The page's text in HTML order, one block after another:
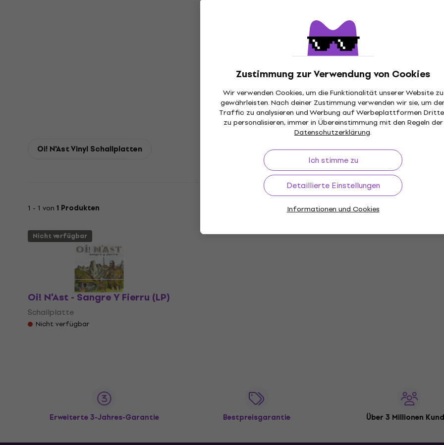
Zustimmung zur Verwendung von Cookies
Wir verwenden Cookies, um die Funktionalität unserer Website zu
gewährleisten. Nach deiner Zustimmung verwenden wir sie, um
Traffic zu analysieren und Werbung auf Werbeplattformen
zu personalisieren, immer in Übereinstimmung mit den Regeln der
Datenschutzerklärung.
Ich stimme zu
Detaillierte Einstellungen
Informationen und Cookies
Oi! N'Ast Vinyl Schallplatten
1 - 1 von 1 Produkten
Nicht verfügbar
Oi! N'Ast - Sangre Y Fierru (LP)
Schallplatte
Nicht verfügbar
Erweiterte 3-Jahres-Garantie Bestpreisgarantie Über 3 Millionen